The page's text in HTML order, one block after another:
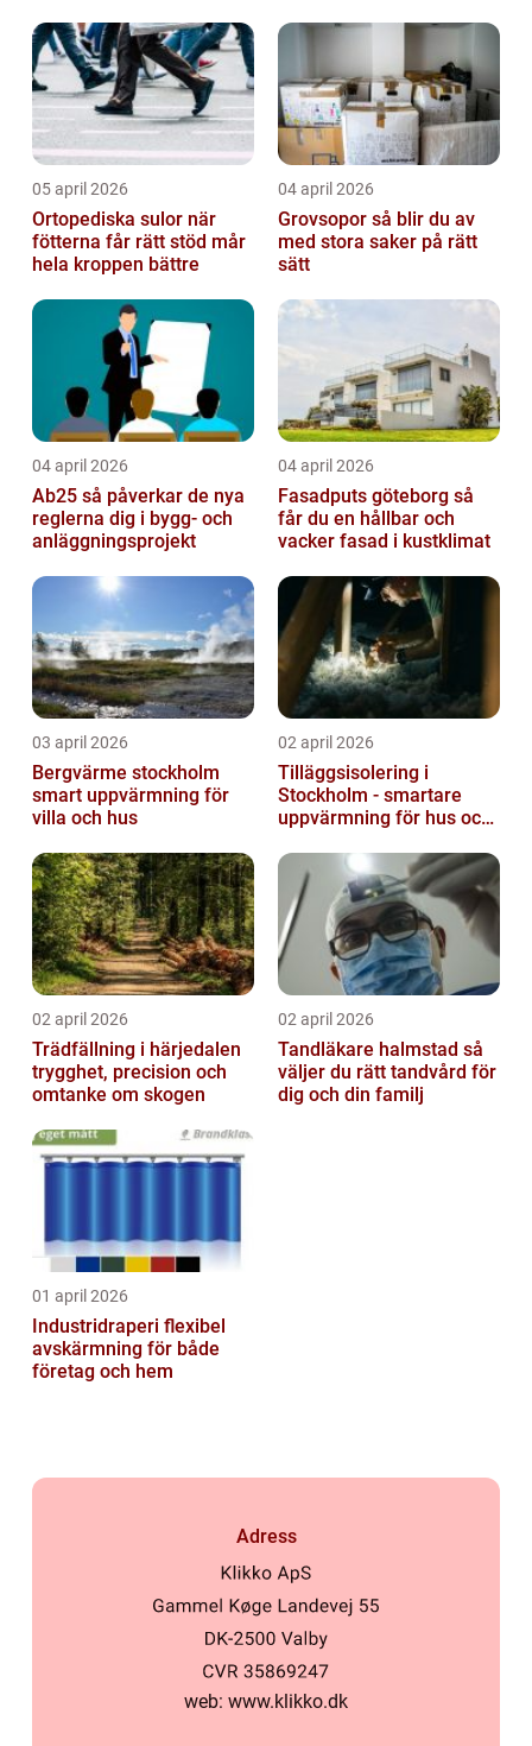
05 april 2026
Ortopediska sulor när
fötterna får rätt stöd mår
hela kroppen bättre
04 april 2026
Grovsopor så blir du av
med stora saker på rätt
sätt
04 april 2026
Ab25 så påverkar de nya
reglerna dig i bygg- och
anläggningsprojekt
04 april 2026
Fasadputs göteborg så
får du en hållbar och
vacker fasad i kustklimat
03 april 2026
Bergvärme stockholm
smart uppvärmning för
villa och hus
02 april 2026
Tilläggsisolering i
Stockholm - smartare
uppvärmning för hus och
02 april 2026
Trädfällning i härjedalen
trygghet, precision och
omtanke om skogen
02 april 2026
Tandläkare halmstad så
väljer du rätt tandvård för
dig och din familj
01 april 2026
Industridraperi flexibel
avskärmning för både
företag och hem
Adress
web: www.klikko.dk